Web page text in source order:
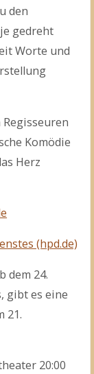
den
gedreht
Worte und
Komödie
Herz
(hpd.de)
dem 24.
gibt es eine
21.
20:00